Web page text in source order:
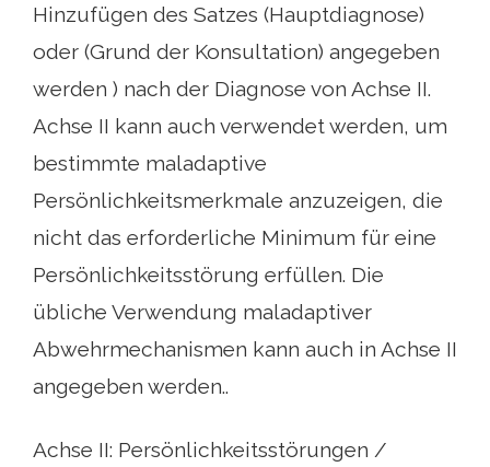
Hinzufügen des Satzes (Hauptdiagnose)
oder (Grund der Konsultation) angegeben
werden ) nach der Diagnose von Achse II.
Achse II kann auch verwendet werden, um
bestimmte maladaptive
Persönlichkeitsmerkmale anzuzeigen, die
nicht das erforderliche Minimum für eine
Persönlichkeitsstörung erfüllen. Die
übliche Verwendung maladaptiver
Abwehrmechanismen kann auch in Achse II
angegeben werden..
Achse II: Persönlichkeitsstörungen /